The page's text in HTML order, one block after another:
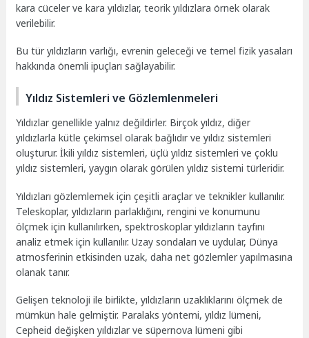
kara cüceler ve kara yıldızlar, teorik yıldızlara örnek olarak
verilebilir.
Bu tür yıldızların varlığı, evrenin geleceği ve temel fizik yasaları
hakkında önemli ipuçları sağlayabilir.
Yıldız Sistemleri ve Gözlemlenmeleri
Yıldızlar genellikle yalnız değildirler. Birçok yıldız, diğer
yıldızlarla kütle çekimsel olarak bağlıdır ve yıldız sistemleri
oluşturur. İkili yıldız sistemleri, üçlü yıldız sistemleri ve çoklu
yıldız sistemleri, yaygın olarak görülen yıldız sistemi türleridir.
Yıldızları gözlemlemek için çeşitli araçlar ve teknikler kullanılır.
Teleskoplar, yıldızların parlaklığını, rengini ve konumunu
ölçmek için kullanılırken, spektroskoplar yıldızların tayfını
analiz etmek için kullanılır. Uzay sondaları ve uydular, Dünya
atmosferinin etkisinden uzak, daha net gözlemler yapılmasına
olanak tanır.
Gelişen teknoloji ile birlikte, yıldızların uzaklıklarını ölçmek de
mümkün hale gelmiştir. Paralaks yöntemi, yıldız lümeni,
Cepheid değişken yıldızlar ve süpernova lümeni gibi